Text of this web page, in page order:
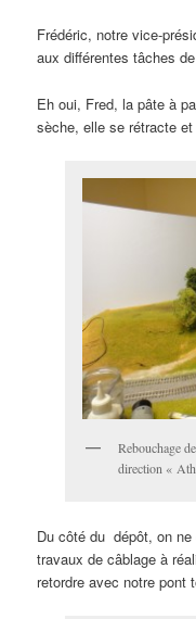
Frédéric, notre vice-
aux différentes tâches
Eh oui, Fred, la pâte à
sèche, elle se rétracte
Rebouchage
direction «
Du côté du dépôt, on
travaux de câblage à
retordre avec notre pont